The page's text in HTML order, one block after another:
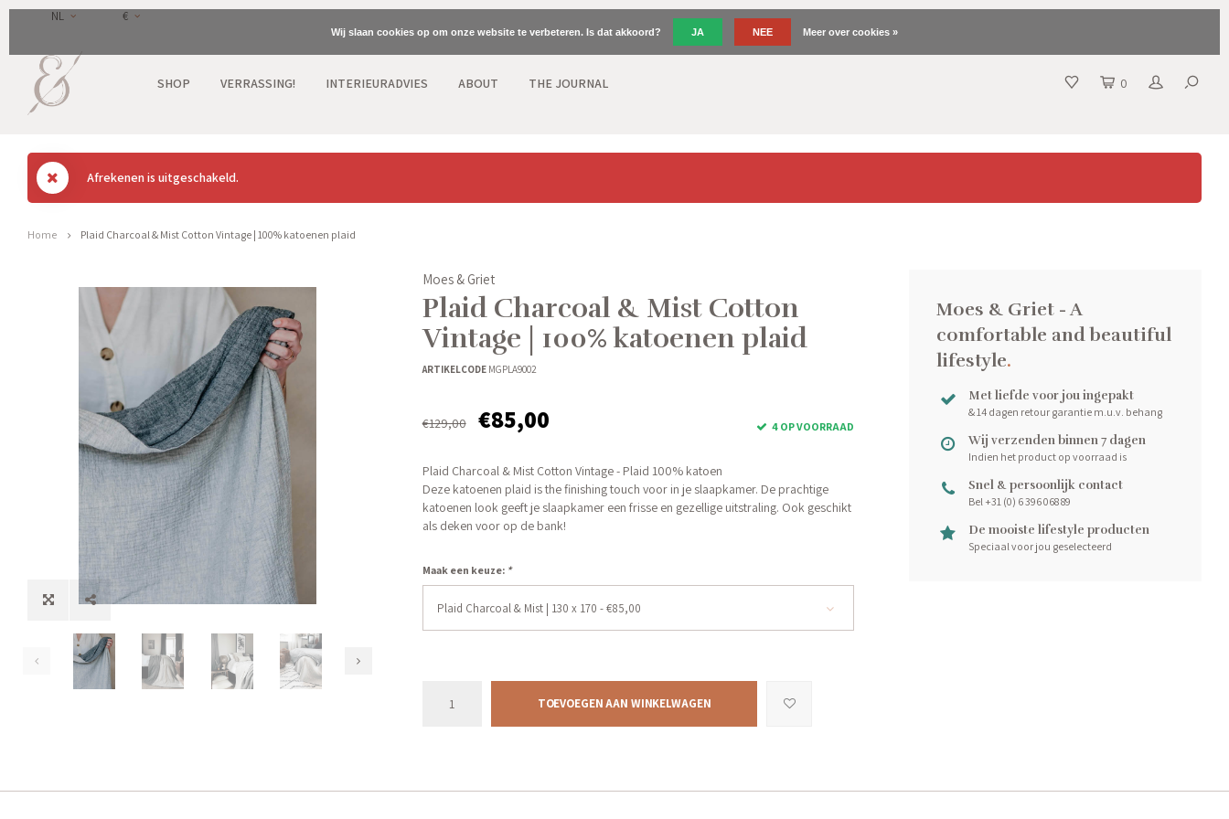
NL €
SHOP VERRASSING! INTERIEURADVIES ABOUT THE JOURNAL 0
Afrekenen is uitgeschakeld.
Home Plaid Charcoal & Mist Cotton Vintage | 100% katoenen plaid
Moes & Griet
Plaid Charcoal & Mist Cotton
Vintage | 100% katoenen plaid
ARTIKELCODEMGPLA9002
€129,00 €85,00 4 OP VOORRAAD
Plaid Charcoal & Mist Cotton Vintage - Plaid 100% katoen
Deze katoenen plaid is the finishing touch voor in je slaapkamer. De prachtige
katoenen look geeft je slaapkamer een frisse en gezellige uitstraling. Ook geschikt
als deken voor op de bank!
Maak een keuze: *
Plaid Charcoal & Mist | 130 x 170 - €85,00
TOEVOEGEN AAN WINKELWAGEN
Moes & Griet - A
comfortable and beautiful
lifestyle.
Met liefde voor jou ingepakt
& 14 dagen retour garantie m.u.v. behang
Wij verzenden binnen 7 dagen
Indien het product op voorraad is
Snel & persoonlijk contact
Bel +31 (0) 6 396 068 89
De mooiste lifestyle producten
Speciaal voor jou geselecteerd
Wij slaan cookies op om onze website te verbeteren. Is dat akkoord? JA NEE Meer over cookies »